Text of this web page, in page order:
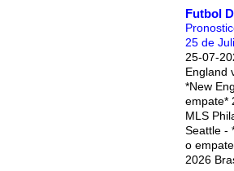
Futbol
25 de
25-07-
England
*New
empate*
MLS
Seattle -
o
2026